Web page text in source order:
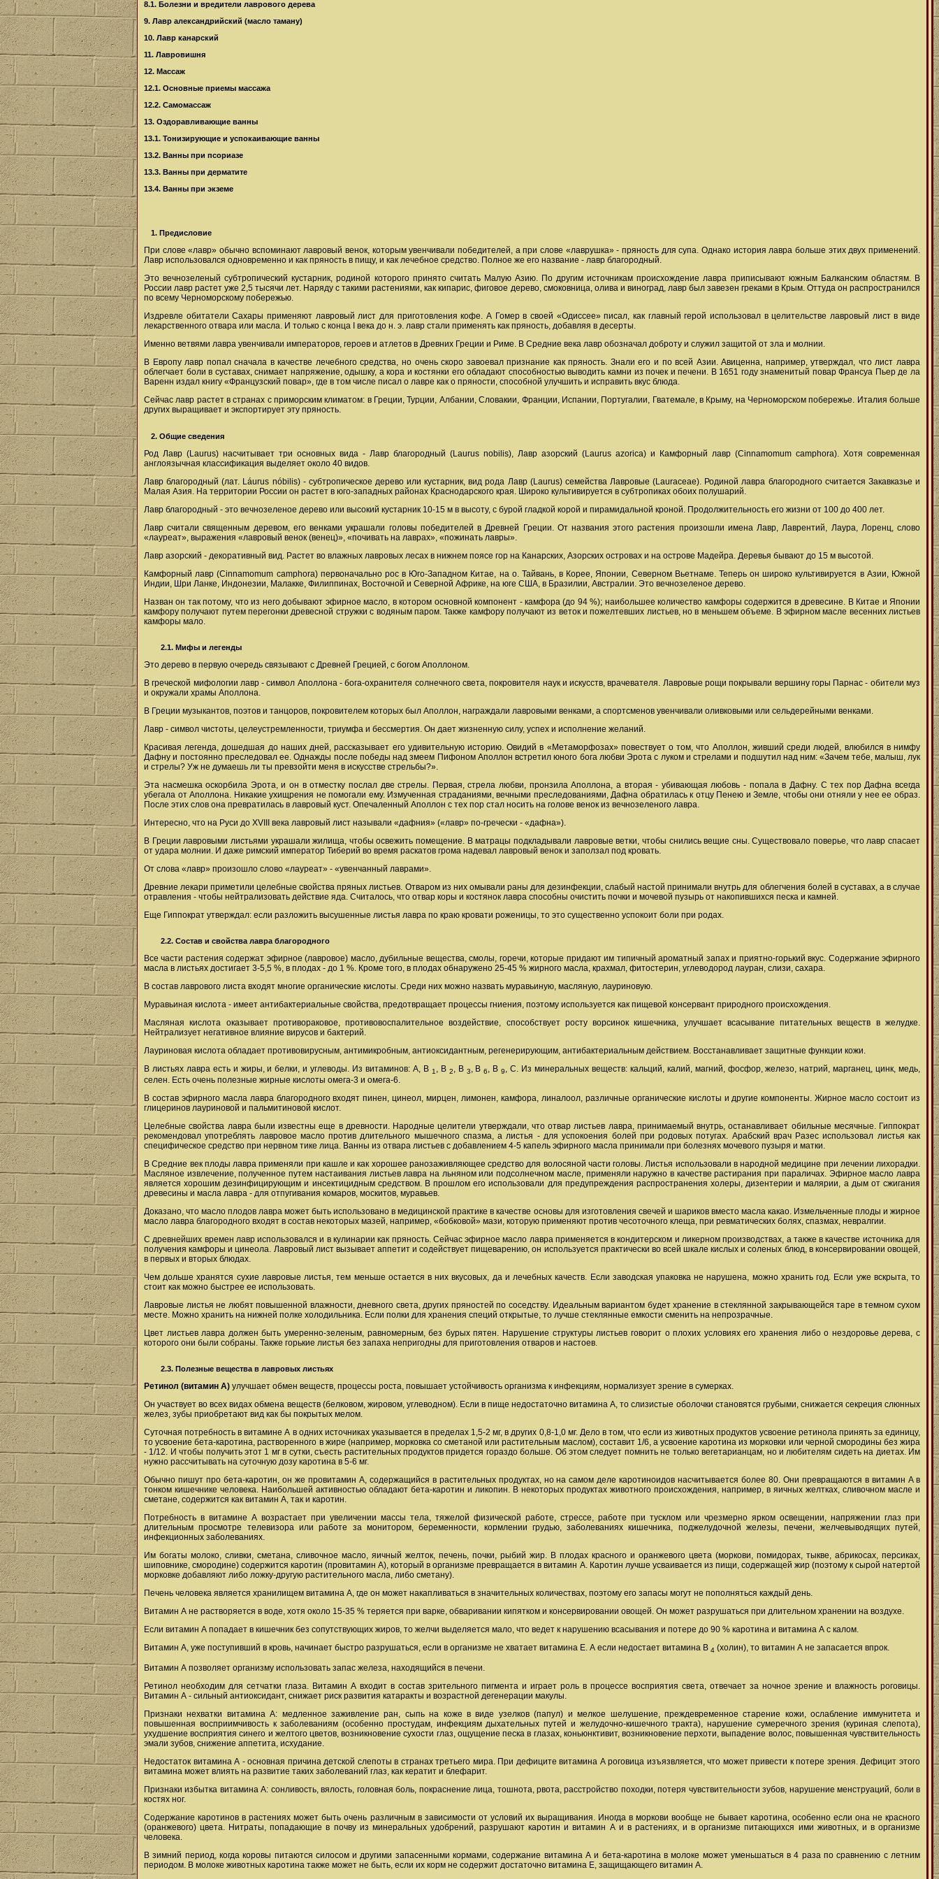
8.1. Болезни и вредители лаврового дерева
9. Лавр александрийский (масло таману)
10. Лавр канарский
11. Лавровишня
12. Массаж
12.1. Основные приемы массажа
12.2. Самомассаж
13. Оздоравливающие ванны
13.1. Тонизирующие и успокаивающие ванны
13.2. Ванны при псориазе
13.3. Ванны при дерматите
13.4. Ванны при экземе
1. Предисловие
При слове «лавр» обычно вспоминают лавровый венок, которым увенчивали победителей, а при слове «лаврушка» - пряность для супа. Однако история лавра больше этих двух применений.
Лавр использовался одновременно и как пряность в пищу, и как лечебное средство. Полное же его название - лавр благородный.
Это вечнозеленый субтропический кустарник, родиной которого принято считать Малую Азию. По другим источникам происхождение лавра приписывают южным Балканским областям. В
России лавр растет уже 2,5 тысячи лет. Наряду с такими растениями, как кипарис, фиговое дерево, смоковница, олива и виноград, лавр был завезен греками в Крым. Оттуда он распространился
по всему Черноморскому побережью.
Издревле обитатели Сахары применяют лавровый лист для приготовления кофе. А Гомер в своей «Одиссее» писал, как главный герой использовал в целительстве лавровый лист в виде
лекарственного отвара или масла. И только с конца I века до н. э. лавр стали применять как пряность, добавляя в десерты.
Именно ветвями лавра увенчивали императоров, героев и атлетов в Древних Греции и Риме. В Средние века лавр обозначал доброту и служил защитой от зла и молнии.
В Европу лавр попал сначала в качестве лечебного средства, но очень скоро завоевал признание как пряность. Знали его и по всей Азии. Авиценна, например, утверждал, что лист лавра
облегчает боли в суставах, снимает напряжение, одышку, а кора и костянки его обладают способностью выводить камни из почек и печени. В 1651 году знаменитый повар Франсуа Пьер де ла
Варенн издал книгу «Французский повар», где в том числе писал о лавре как о пряности, способной улучшить и исправить вкус блюда.
Сейчас лавр растет в странах с приморским климатом: в Греции, Турции, Албании, Словакии, Франции, Испании, Португалии, Гватемале, в Крыму, на Черноморском побережье. Италия больше
других выращивает и экспортирует эту пряность.
2. Общие сведения
Род Лавр (Laurus) насчитывает три основных вида - Лавр благородный (Laurus nobilis), Лавр азорский (Laurus azorica) и Камфорный лавр (Cinnamomum camphora). Хотя современная
англоязычная классификация выделяет около 40 видов.
Лавр благородный (лат. Láurus nóbilis) - субтропическое дерево или кустарник, вид рода Лавр (Laurus) семейства Лавровые (Lauraceae). Родиной лавра благородного считается Закавказье и
Малая Азия. На территории России он растет в юго-западных районах Краснодарского края. Широко культивируется в субтропиках обоих полушарий.
Лавр благородный - это вечнозеленое дерево или высокий кустарник 10-15 м в высоту, с бурой гладкой корой и пирамидальной кроной. Продолжительность его жизни от 100 до 400 лет.
Лавр считали священным деревом, его венками украшали головы победителей в Древней Греции. От названия этого растения произошли имена Лавр, Лаврентий, Лаура, Лоренц, слово
«лауреат», выражения «лавровый венок (венец)», «почивать на лаврах», «пожинать лавры».
Лавр азорский - декоративный вид. Растет во влажных лавровых лесах в нижнем поясе гор на Канарских, Азорских островах и на острове Мадейра. Деревья бывают до 15 м высотой.
Камфорный лавр (Cinnamomum camphora) первоначально рос в Юго-Западном Китае, на о. Тайвань, в Корее, Японии, Северном Вьетнаме. Теперь он широко культивируется в Азии, Южной
Индии, Шри Ланке, Индонезии, Малакке, Филиппинах, Восточной и Северной Африке, на юге США, в Бразилии, Австралии. Это вечнозеленое дерево.
Назван он так потому, что из него добывают эфирное масло, в котором основной компонент - камфора (до 94 %); наибольшее количество камфоры содержится в древесине. В Китае и Японии
камфору получают путем перегонки древесной стружки с водяным паром. Также камфору получают из веток и пожелтевших листьев, но в меньшем объеме. В эфирном масле весенних листьев
камфоры мало.
2.1. Мифы и легенды
Это дерево в первую очередь связывают с Древней Грецией, с богом Аполлоном.
В греческой мифологии лавр - символ Аполлона - бога-охранителя солнечного света, покровителя наук и искусств, врачевателя. Лавровые рощи покрывали вершину горы Парнас - обители муз
и окружали храмы Аполлона.
В Греции музыкантов, поэтов и танцоров, покровителем которых был Аполлон, награждали лавровыми венками, а спортсменов увенчивали оливковыми или сельдерейными венками.
Лавр - символ чистоты, целеустремленности, триумфа и бессмертия. Он дает жизненную силу, успех и исполнение желаний.
Красивая легенда, дошедшая до наших дней, рассказывает его удивительную историю. Овидий в «Метаморфозах» повествует о том, что Аполлон, живший среди людей, влюбился в нимфу
Дафну и постоянно преследовал ее. Однажды после победы над змеем Пифоном Аполлон встретил юного бога любви Эрота с луком и стрелами и подшутил над ним: «Зачем тебе, малыш, лук
и стрелы? Уж не думаешь ли ты превзойти меня в искусстве стрельбы?».
Эта насмешка оскорбила Эрота, и он в отместку послал две стрелы. Первая, стрела любви, пронзила Аполлона, а вторая - убивающая любовь - попала в Дафну. С тех пор Дафна всегда
убегала от Аполлона. Никакие ухищрения не помогали ему. Измученная страданиями, вечными преследованиями, Дафна обратилась к отцу Пенею и Земле, чтобы они отняли у нее ее образ.
После этих слов она превратилась в лавровый куст. Опечаленный Аполлон с тех пор стал носить на голове венок из вечнозеленого лавра.
Интересно, что на Руси до XVIII века лавровый лист называли «дафния» («лавр» по-гречески - «дафна»).
В Греции лавровыми листьями украшали жилища, чтобы освежить помещение. В матрацы подкладывали лавровые ветки, чтобы снились вещие сны. Существовало поверье, что лавр спасает
от удара молнии. И даже римский император Тиберий во время раскатов грома надевал лавровый венок и заползал под кровать.
От слова «лавр» произошло слово «лауреат» - «увенчанный лаврами».
Древние лекари приметили целебные свойства пряных листьев. Отваром из них омывали раны для дезинфекции, слабый настой принимали внутрь для облегчения болей в суставах, а в случае
отравления - чтобы нейтрализовать действие яда. Считалось, что отвар коры и костянок лавра способны очистить почки и мочевой пузырь от накопившихся песка и камней.
Еще Гиппократ утверждал: если разложить высушенные листья лавра по краю кровати роженицы, то это существенно успокоит боли при родах.
2.2. Состав и свойства лавра благородного
Все части растения содержат эфирное (лавровое) масло, дубильные вещества, смолы, горечи, которые придают им типичный ароматный запах и приятно-горький вкус. Содержание эфирного
масла в листьях достигает 3-5,5 %, в плодах - до 1 %. Кроме того, в плодах обнаружено 25-45 % жирного масла, крахмал, фитостерин, углеводород лауран, слизи, сахара.
В состав лаврового листа входят многие органические кислоты. Среди них можно назвать муравьиную, масляную, лауриновую.
Муравьиная кислота - имеет антибактериальные свойства, предотвращает процессы гниения, поэтому используется как пищевой консервант природного происхождения.
Масляная кислота оказывает противораковое, противовоспалительное воздействие, способствует росту ворсинок кишечника, улучшает всасывание питательных веществ в желудке.
Нейтрализует негативное влияние вирусов и бактерий.
Лауриновая кислота обладает противовирусным, антимикробным, антиоксидантным, регенерирующим, антибактериальным действием. Восстанавливает защитные функции кожи.
В листьях лавра есть и жиры, и белки, и углеводы. Из витаминов: А, В 1, В 2, В 3, В6, В9, С. Из минеральных веществ: кальций, калий, магний, фосфор, железо, натрий, марганец, цинк, медь,
селен. Есть очень полезные жирные кислоты омега-3 и омега-6.
В состав эфирного масла лавра благородного входят пинен, цинеол, мирцен, лимонен, камфора, линалоол, различные органические кислоты и другие компоненты. Жирное масло состоит из
глицеринов лауриновой и пальмитиновой кислот.
Целебные свойства лавра были известны еще в древности. Народные целители утверждали, что отвар листьев лавра, принимаемый внутрь, останавливает обильные месячные. Гиппократ
рекомендовал употреблять лавровое масло против длительного мышечного спазма, а листья - для успокоения болей при родовых потугах. Арабский врач Разес использовал листья как
специфическое средство при нервном тике лица. Ванны из отвара листьев с добавлением 4-5 капель эфирного масла принимали при болезнях мочевого пузыря и матки.
В Средние век плоды лавра применяли при кашле и как хорошее ранозаживляющее средство для волосяной части головы. Листья использовали в народной медицине при лечении лихорадки.
Масляное извлечение, полученное путем настаивания листьев лавра на льняном или подсолнечном масле, применяли наружно в качестве растирания при параличах. Эфирное масло лавра
является хорошим дезинфицирующим и инсектицидным средством. В прошлом его использовали для предупреждения распространения холеры, дизентерии и малярии, а дым от сжигания
древесины и масла лавра - для отпугивания комаров, москитов, муравьев.
Доказано, что масло плодов лавра может быть использовано в медицинской практике в качестве основы для изготовления свечей и шариков вместо масла какао. Измельченные плоды и жирное
масло лавра благородного входят в состав некоторых мазей, например, «бобковой» мази, которую применяют против чесоточного клеща, при ревматических болях, спазмах, невралгии.
С древнейших времен лавр использовался и в кулинарии как пряность. Сейчас эфирное масло лавра применяется в кондитерском и ликерном производствах, а также в качестве источника для
получения камфоры и цинеола. Лавровый лист вызывает аппетит и содействует пищеварению, он используется практически во всей шкале кислых и соленых блюд, в консервировании овощей,
в первых и вторых блюдах.
Чем дольше хранятся сухие лавровые листья, тем меньше остается в них вкусовых, да и лечебных качеств. Если заводская упаковка не нарушена, можно хранить год. Если уже вскрыта, то
стоит как можно быстрее ее использовать.
Лавровые листья не любят повышенной влажности, дневного света, других пряностей по соседству. Идеальным вариантом будет хранение в стеклянной закрывающейся таре в темном сухом
месте. Можно хранить на нижней полке холодильника. Если полки для хранения специй открытые, то лучше стеклянные емкости сменить на непрозрачные.
Цвет листьев лавра должен быть умеренно-зеленым, равномерным, без бурых пятен. Нарушение структуры листьев говорит о плохих условиях его хранения либо о нездоровье дерева, с
которого они были собраны. Также горькие листья без запаха непригодны для приготовления отваров и настоев.
2.3. Полезные вещества в лавровых листьях
Ретинол (витамин А) улучшает обмен веществ, процессы роста, повышает устойчивость организма к инфекциям, нормализует зрение в сумерках.
Он участвует во всех видах обмена веществ (белковом, жировом, углеводном). Если в пище недостаточно витамина А, то слизистые оболочки становятся грубыми, снижается секреция слюнных
желез, зубы приобретают вид как бы покрытых мелом.
Суточная потребность в витамине А в одних источниках указывается в пределах 1,5-2 мг, в других 0,8-1,0 мг. Дело в том, что если из животных продуктов усвоение ретинола принять за единицу,
то усвоение бета-каротина, растворенного в жире (например, морковка со сметаной или растительным маслом), составит 1/6, а усвоение каротина из морковки или черной смородины без жира
- 1/12. И чтобы получить этот 1 мг в сутки, съесть растительных продуктов придется гораздо больше. Об этом следует помнить не только вегетарианцам, но и любителям сидеть на диетах. Им
нужно рассчитывать на суточную дозу каротина в 5-6 мг.
Обычно пишут про бета-каротин, он же провитамин А, содержащийся в растительных продуктах, но на самом деле каротиноидов насчитывается более 80. Они превращаются в витамин A в
тонком кишечнике человека. Наибольшей активностью обладают бета-каротин и ликопин. В некоторых продуктах животного происхождения, например, в яичных желтках, сливочном масле и
сметане, содержится как витамин А, так и каротин.
Потребность в витамине А возрастает при увеличении массы тела, тяжелой физической работе, стрессе, работе при тусклом или чрезмерно ярком освещении, напряжении глаз при
длительным просмотре телевизора или работе за монитором, беременности, кормлении грудью, заболеваниях кишечника, поджелудочной железы, печени, желчевыводящих путей,
инфекционных заболеваниях.
Им богаты молоко, сливки, сметана, сливочное масло, яичный желток, печень, почки, рыбий жир. В плодах красного и оранжевого цвета (моркови, помидорах, тыкве, абрикосах, персиках,
шиповнике, смородине) содержится каротин (провитамин А), который в организме превращается в витамин А. Каротин лучше усваивается из пищи, содержащей жир (поэтому к сырой натертой
морковке добавляют либо ложку-другую растительного масла, либо сметану).
Печень человека является хранилищем витамина А, где он может накапливаться в значительных количествах, поэтому его запасы могут не пополняться каждый день.
Витамин А не растворяется в воде, хотя около 15-35 % теряется при варке, обваривании кипятком и консервировании овощей. Он может разрушаться при длительном хранении на воздухе.
Если витамин А попадает в кишечник без сопутствующих жиров, то желчи выделяется мало, что ведет к нарушению всасывания и потере до 90 % каротина и витамина А с калом.
Витамин А, уже поступивший в кровь, начинает быстро разрушаться, если в организме не хватает витамина Е. А если недостает витамина В 4 (холин), то витамин А не запасается впрок.
Витамин А позволяет организму использовать запас железа, находящийся в печени.
Ретинол необходим для сетчатки глаза. Витамин А входит в состав зрительного пигмента и играет роль в процессе восприятия света, отвечает за ночное зрение и влажность роговицы.
Витамин А - сильный антиоксидант, снижает риск развития катаракты и возрастной дегенерации макулы.
Признаки нехватки витамина А: медленное заживление ран, сыпь на коже в виде узелков (папул) и мелкое шелушение, преждевременное старение кожи, ослабление иммунитета и
повышенная восприимчивость к заболеваниям (особенно простудам, инфекциям дыхательных путей и желудочно-кишечного тракта), нарушение сумеречного зрения (куриная слепота),
ухудшение восприятия синего и желтого цветов, возникновение сухости глаз, ощущение песка в глазах, коньюнктивит, возникновение перхоти, выпадение волос, повышенная чувствительность
эмали зубов, снижение аппетита, исхудание.
Недостаток витамина А - основная причина детской слепоты в странах третьего мира. При дефиците витамина А роговица изъязвляется, что может привести к потере зрения. Дефицит этого
витамина может влиять на развитие таких заболеваний глаз, как кератит и блефарит.
Признаки избытка витамина А: сонливость, вялость, головная боль, покраснение лица, тошнота, рвота, расстройство походки, потеря чувствительности зубов, нарушение менструаций, боли в
костях ног.
Содержание каротинов в растениях может быть очень различным в зависимости от условий их выращивания. Иногда в моркови вообще не бывает каротина, особенно если она не красного
(оранжевого) цвета. Нитраты, попадающие в почву из минеральных удобрений, разрушают каротин и витамин А и в растениях, и в организме питающихся ими животных, и в организме
человека.
В зимний период, когда коровы питаются силосом и другими запасенными кормами, содержание витамина А и бета-каротина в молоке может уменьшаться в 4 раза по сравнению с летним
периодом. В молоке животных каротина также может не быть, если их корм не содержит достаточно витамина Е, защищающего витамин А.